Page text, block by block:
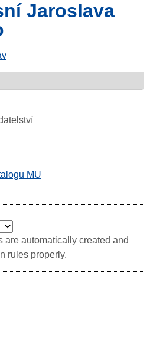
Jaroslava
MU
are automatically created and
rules properly.